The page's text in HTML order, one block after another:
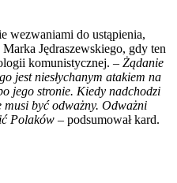
wezwaniami do ustąpienia,
Jędraszewskiego, gdy ten
komunistycznej. – Żądanie
jest niesłychanym atakiem na
jego stronie. Kiedy nadchodzi
być odważny. Odważni
Polaków – podsumował kard.